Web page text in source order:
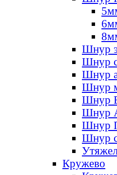
Шнур
Шнур
Шнур
Шнур
Шнур
Шнур
Шнур
Шнур
Кружево